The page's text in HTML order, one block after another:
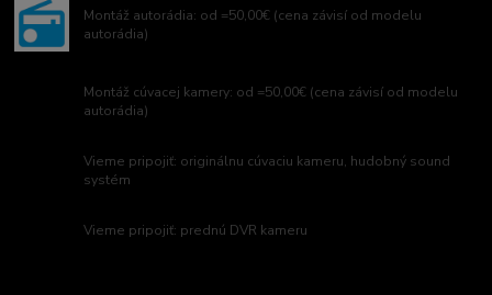
Montáž autorádia: od =50,00€ (cena závisí od modelu
autorádia)
Montáž cúvacej kamery: od =50,00€ (cena závisí od modelu
autorádia)
Vieme pripojiť: originálnu cúvaciu kameru, hudobný sound
systém
Vieme pripojiť: prednú DVR kameru